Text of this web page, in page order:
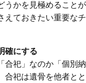
うかを見極めることが
えておきたい重要なチ
確にする
合祀」なのか「個別納
合祀は遺骨を他者とと